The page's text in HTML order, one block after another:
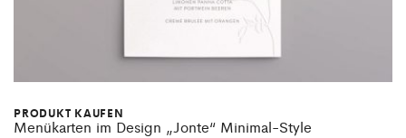
PRODUKT KAUFEN
Menükarten im Design „Jonte“ Minimal-Style